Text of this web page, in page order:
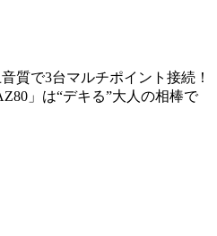
質で3台マルチポイント接続！
」は“デキる”大人の相棒で